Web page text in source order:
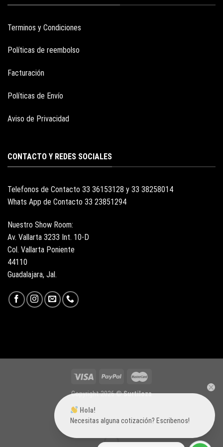
Terminos y Condiciones
Políticas de reembolso
Facturación
Políticas de Envío
Aviso de Privacidad
CONTACTO Y REDES SOCIALES
Telefonos de Contacto 33 36153128 y 33 38258014
Whats App de Contacto 33 23851294
Nuestro Show Room:
Av. Vallarta 3233 Int. 10-D
Col. Vallarta Poniente
44110
Guadalajara, Jal.
Copyright 2026 ©Surtiloza
Hola!
Necesitas alguna cotización? Escribenos!